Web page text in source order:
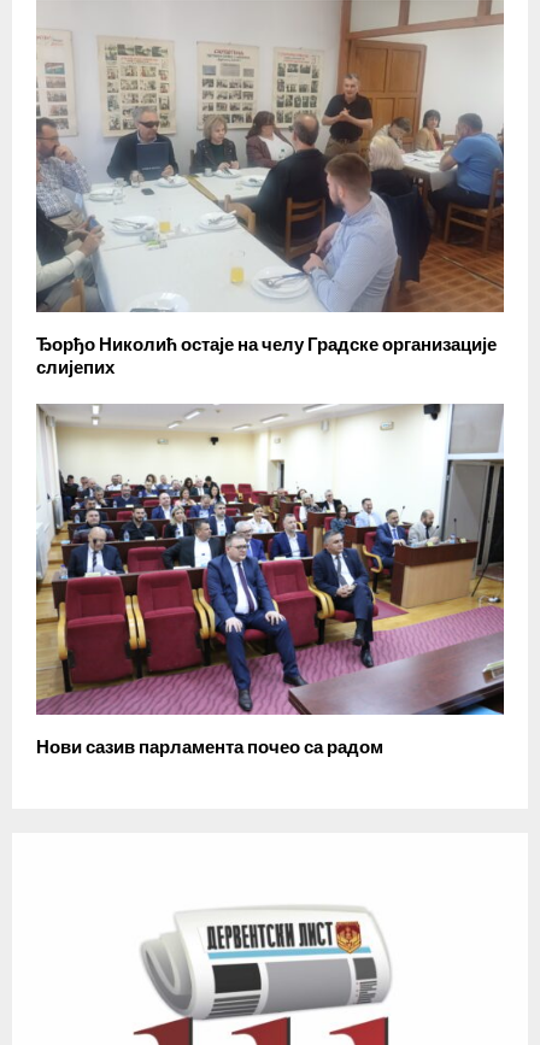
Ђорђо Николић остаје на челу Градске организације
слијепих
Нови сазив парламента почео са радом